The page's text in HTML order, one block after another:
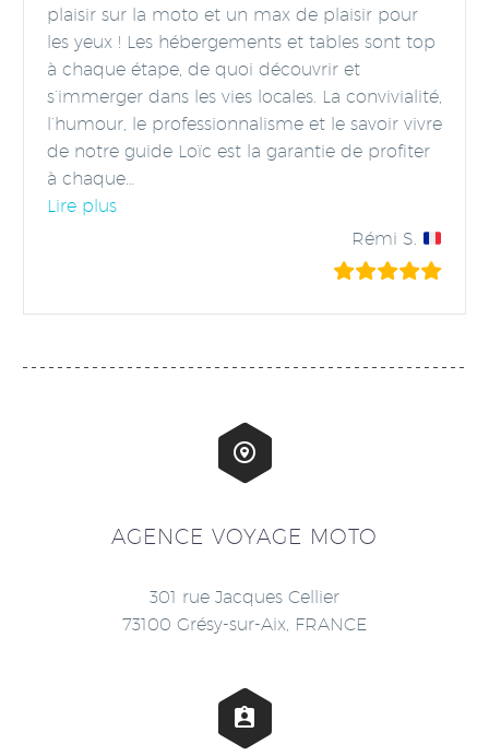
plaisir sur la moto et un max de plaisir pour
les yeux ! Les hébergements et tables sont top
à chaque étape, de quoi découvrir et
s’immerger dans les vies locales. La convivialité,
l’humour, le professionnalisme et le savoir vivre
de notre guide Loïc est la garantie de profiter
à chaque…
Lire plus“On the Road Again !”
Rémi S.


AGENCE VOYAGE MOTO
301 rue Jacques Cellier
73100 Grésy-sur-Aix, FRANCE

